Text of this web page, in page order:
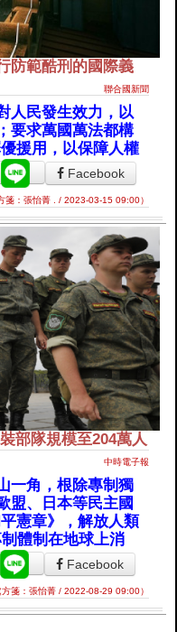
防範酷刑的國際義
聯合國新聞
人民發生效力，以
要求萬國萬法都構
援用，以保障人權
Facebook
箋：張怡菁 . / 2023-03-15 09:00）
部隊規模至204萬人
中時電子報
一角，根除專制獨
盟、日本等民主國
憲章》，解放人類
體制在地球上消
Facebook
方箋：張怡菁 / 2022-08-29 09:00）